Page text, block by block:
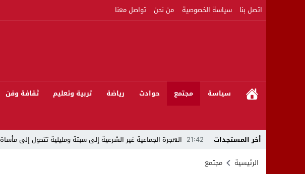
اتصل بنا سياسة الخصوصية من نحن تواصل معنا
سياسة مجتمع حوادث رياضة تربية وتعليم ثقافة وفن
أخر المستجدات 21:42 الهجرة الجماعية غير الشرعية إلى سبتة ومليلية تتحول إلى
الرئيسية مجتمع